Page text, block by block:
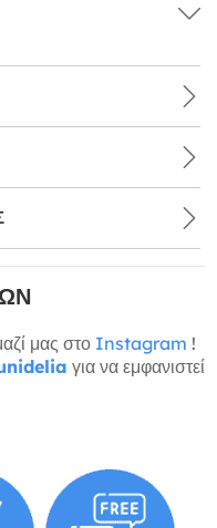
μας στο Instagram !
για να εμφανιστεί